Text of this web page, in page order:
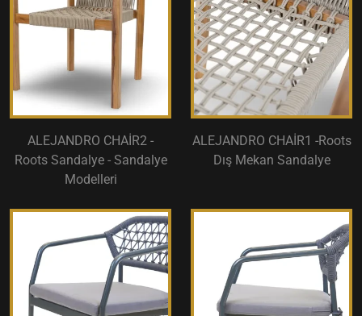
ALEJANDRO CHAİR2 -
Roots Sandalye - Sandalye
Modelleri
ALEJANDRO CHAİR1 -Roots
Dış Mekan Sandalye